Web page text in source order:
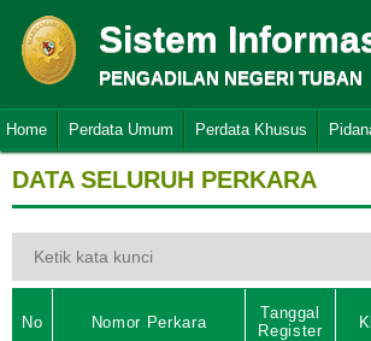
Sistem
PENGADILAN NEGERI TUBAN
Home Perdata Umum Perdata Khusus
DATA SELURUH PERKARA
No Nomor Perkara
Tanggal
Register